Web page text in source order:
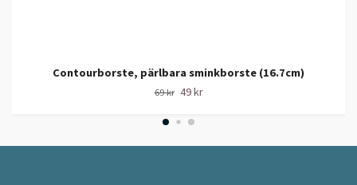
Contourborste, pärlbara sminkborste (16.7cm)
69 kr 49 kr